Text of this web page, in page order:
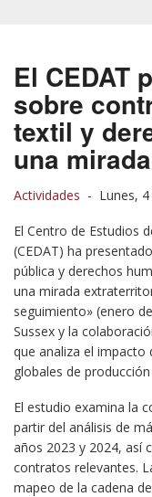
El CEDAT
sobre
textil y
una
Actividades - Lunes,
El Centro de Estudios
(CEDAT) ha
pública y derechos
una mirada
seguimiento» (enero
Sussex y la
que analiza el impacto
globales de
El estudio examina la
partir del análisis de
años 2023 y 2024, así
contratos relevantes.
mapeo de la cadena